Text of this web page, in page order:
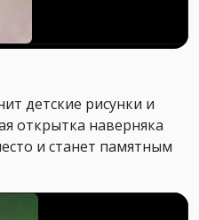
детские рисунки и
открытка наверняка
и станет памятным